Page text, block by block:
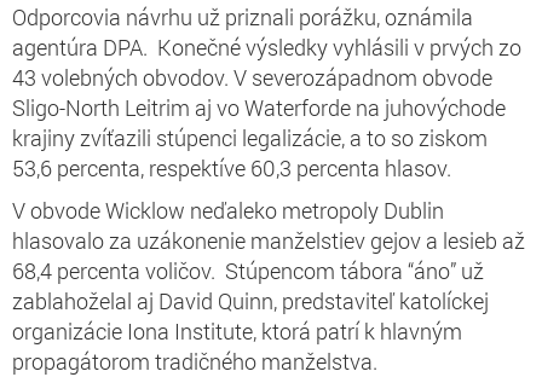
Odporcovia návrhu už priznali porážku, oznámila
agentúra DPA. Konečné výsledky vyhlásili v prvých zo
43 volebných obvodov. V severozápadnom obvode
Sligo-North Leitrim aj vo Waterforde na juhovýchode
krajiny zvíťazili stúpenci legalizácie, a to so ziskom
53,6 percenta, respektíve 60,3 percenta hlasov.
V obvode Wicklow neďaleko metropoly Dublin
hlasovalo za uzákonenie manželstiev gejov a lesieb až
68,4 percenta voličov. Stúpencom tábora “áno” už
zablahoželal aj David Quinn, predstaviteľ katolíckej
organizácie Iona Institute, ktorá patrí k hlavným
propagátorom tradičného manželstva.